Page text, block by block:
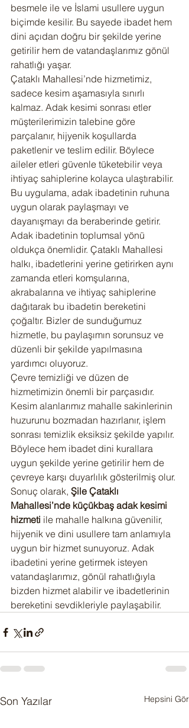
besmele ile ve İslami usullere uygun
biçimde kesilir. Bu sayede ibadet hem
dini açıdan doğru bir şekilde yerine
getirilir hem de vatandaşlarımız gönül
rahatlığı yaşar.
Çataklı Mahallesi’nde hizmetimiz,
sadece kesim aşamasıyla sınırlı
kalmaz. Adak kesimi sonrası etler
müşterilerimizin talebine göre
parçalanır, hijyenik koşullarda
paketlenir ve teslim edilir. Böylece
aileler etleri güvenle tüketebilir veya
ihtiyaç sahiplerine kolayca ulaştırabilir.
Bu uygulama, adak ibadetinin ruhuna
uygun olarak paylaşmayı ve
dayanışmayı da beraberinde getirir.
Adak ibadetinin toplumsal yönü
oldukça önemlidir. Çataklı Mahallesi
halkı, ibadetlerini yerine getirirken aynı
zamanda etleri komşularına,
akrabalarına ve ihtiyaç sahiplerine
dağıtarak bu ibadetin bereketini
çoğaltır. Bizler de sunduğumuz
hizmetle, bu paylaşımın sorunsuz ve
düzenli bir şekilde yapılmasına
yardımcı oluyoruz.
Çevre temizliği ve düzen de
hizmetimizin önemli bir parçasıdır.
Kesim alanlarımız mahalle sakinlerinin
huzurunu bozmadan hazırlanır, işlem
sonrası temizlik eksiksiz şekilde yapılır.
Böylece hem ibadet dini kurallara
uygun şekilde yerine getirilir hem de
çevreye karşı duyarlılık gösterilmiş olur.
Sonuç olarak, Şile Çataklı
Mahallesi’nde küçükbaş adak kesimi
hizmeti ile mahalle halkına güvenilir,
hijyenik ve dini usullere tam anlamıyla
uygun bir hizmet sunuyoruz. Adak
ibadetini yerine getirmek isteyen
vatandaşlarımız, gönül rahatlığıyla
bizden hizmet alabilir ve ibadetlerinin
bereketini sevdikleriyle paylaşabilir.
Son Yazılar Hepsini Gör